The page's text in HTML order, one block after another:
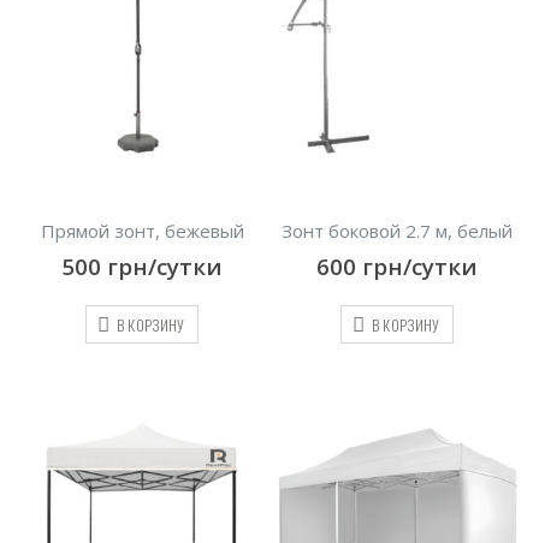
Прямой зонт, бежевый
500 грн/сутки
В КОРЗИНУ
Зонт боковой 2.7 м, белый
600 грн/сутки
В КОРЗИНУ